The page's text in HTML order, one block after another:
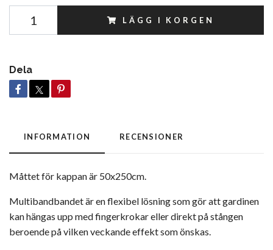
LÄGG I KORGEN
Dela
INFORMATION RECENSIONER
Måttet för kappan är 50x250cm.
Multibandbandet är en flexibel lösning som gör att gardinen
kan hängas upp med fingerkrokar eller direkt på stången
beroende på vilken veckande effekt som önskas.